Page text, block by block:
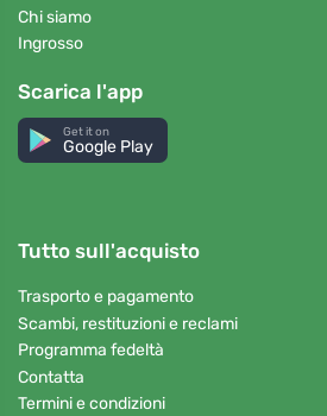
Chi siamo
Ingrosso
Scarica l'app
Get it on
Google Play
Tutto sull'acquisto
Trasporto e pagamento
Scambi, restituzioni e reclami
Programma fedeltà
Contatta
Termini e condizioni